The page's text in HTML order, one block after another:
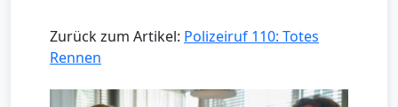
Zurück zum Artikel: Polizeiruf 110: Totes
Rennen